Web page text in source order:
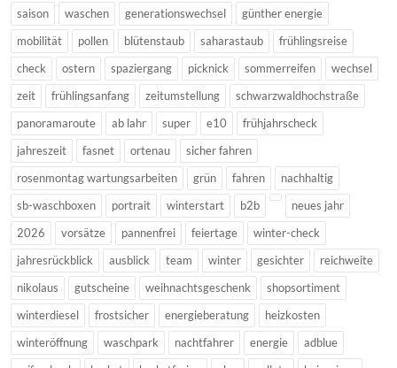
saison waschen generationswechsel
günther energie
mobilität
pollen blütenstaub saharastaub
frühlingsreise
check
ostern spaziergang picknick sommerreifen
wechsel
zeit
frühlingsanfang zeitumstellung
schwarzwaldhochstraße
panoramaroute
ab lahr super e10
frühjahrscheck
jahreszeit
fasnet ortenau
sicher fahren
rosenmontag wartungsarbeiten
grün fahren
nachhaltig
sb-waschboxen
portrait winterstart b2b
neues jahr
2026
vorsätze pannenfrei feiertage
winter-check
jahresrückblick
ausblick team winter gesichter
reichweite
nikolaus
gutscheine weihnachtsgeschenk
shopsortiment
winterdiesel
frostsicher energieberatung
heizkosten
winteröffnung
waschpark nachtfahrer energie
adblue